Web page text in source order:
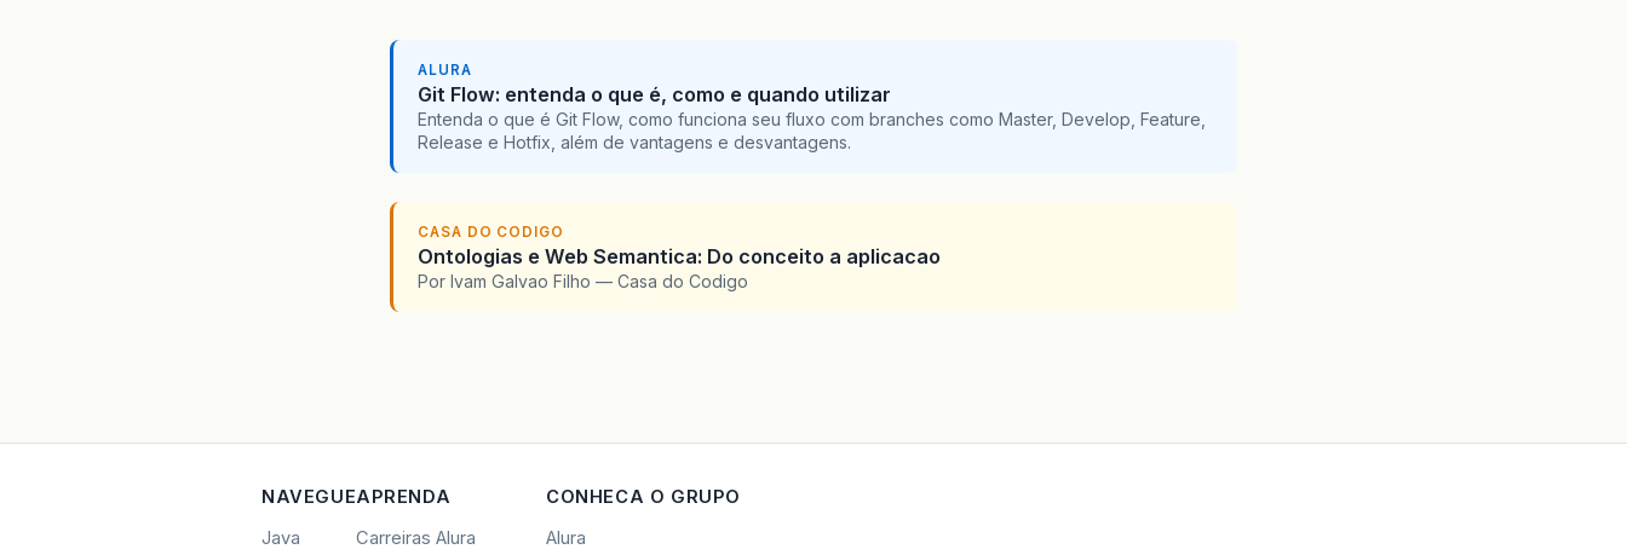
ALURA
Git Flow: entenda o que é, como e quando utilizar
Entenda o que é Git Flow, como funciona seu fluxo com branches como Master, Develop, Feature,
Release e Hotfix, além de vantagens e desvantagens.
CASA DO CODIGO
Ontologias e Web Semantica: Do conceito a aplicacao
Por Ivam Galvao Filho — Casa do Codigo
NAVEGUE
Java
APRENDA
Carreiras Alura
CONHECA O GRUPO
Alura